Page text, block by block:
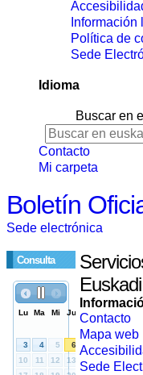
Información
Política de
Sede
Idioma
Buscar en
Contacto
Mi carpeta
Boletín
Sede electrónica
Consulta
Contacto
Mapa web
Sede